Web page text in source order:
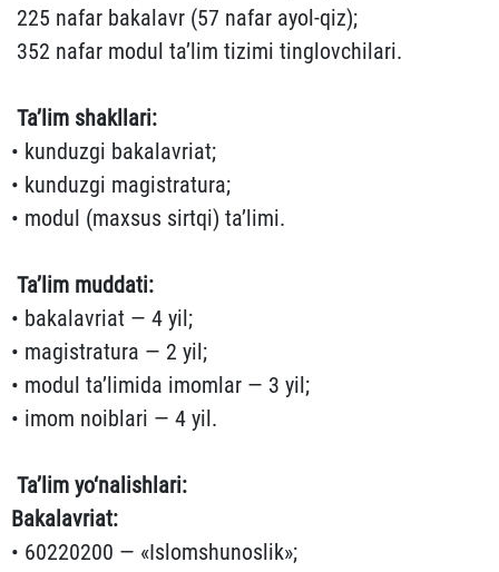
225 nafar bakalavr (57 nafar ayol-qiz);
352 nafar modul ta’lim tizimi tinglovchilari.
Ta’lim shakllari:
• kunduzgi bakalavriat;
• kunduzgi magistratura;
• modul (maxsus sirtqi) ta’limi.
Ta’lim muddati:
• bakalavriat — 4 yil;
• magistratura — 2 yil;
• modul ta’limida imomlar — 3 yil;
• imom noiblari — 4 yil.
Ta’lim yo‘nalishlari:
Bakalavriat:
• 60220200 — «Islomshunoslik»;